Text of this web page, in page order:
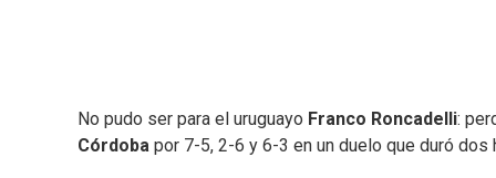
No pudo ser para el uruguayo Franco Roncadelli:
Córdoba por 7-5, 2-6 y 6-3 en un duelo que duró dos